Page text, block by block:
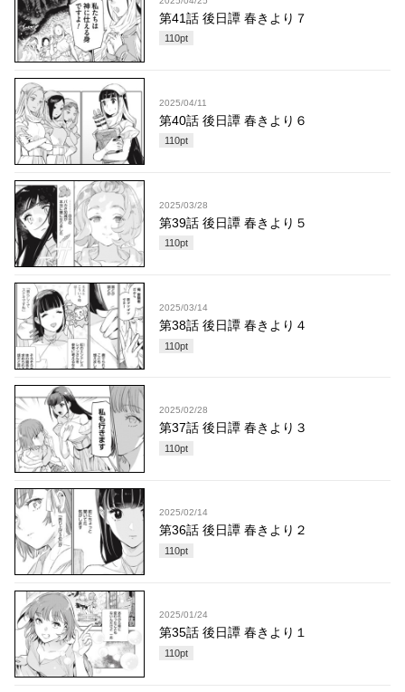
第41話 後日譚 春きより７
110pt
2025/04/11
第40話 後日譚 春きより６
110pt
2025/03/28
第39話 後日譚 春きより５
110pt
2025/03/14
第38話 後日譚 春きより４
110pt
2025/02/28
第37話 後日譚 春きより３
110pt
2025/02/14
第36話 後日譚 春きより２
110pt
2025/01/24
第35話 後日譚 春きより１
110pt